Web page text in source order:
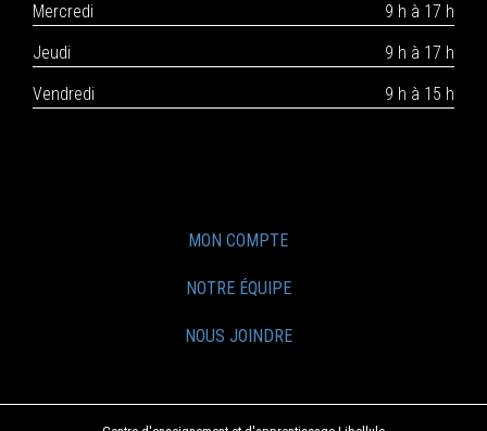
Mercredi
9 h à 17 h
Jeudi
9 h à 17 h
Vendredi
9 h à 15 h
MON COMPTE
NOTRE ÉQUIPE
NOUS JOINDRE